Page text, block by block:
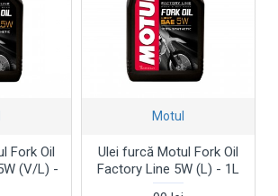
Fork Oil
(V/L) -
Motul
Ulei furcă Motul Fork Oil
Factory Line 5W (L) - 1L